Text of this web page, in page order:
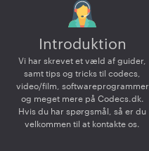
Introduktion
Vi har skrevet et væld af guider,
samt tips og tricks til codecs,
video/film, softwareprogrammer
og meget mere på Codecs.dk.
Hvis du har spørgsmål, så er du
velkommen til at kontakte os.